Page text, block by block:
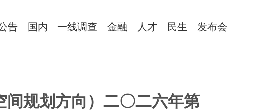
告 国内 一线调查 金融 人才 民生 发布会
规划方向）二〇二六年第